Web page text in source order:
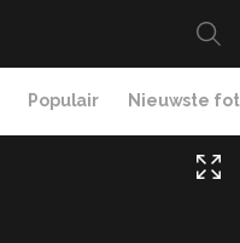
Populair Nieuwste